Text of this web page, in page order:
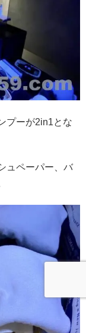
プーが2in1とな
ュペーパー、バ